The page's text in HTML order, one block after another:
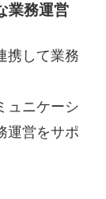
業務運営
携して業務
ュニケーシ
運営をサポ